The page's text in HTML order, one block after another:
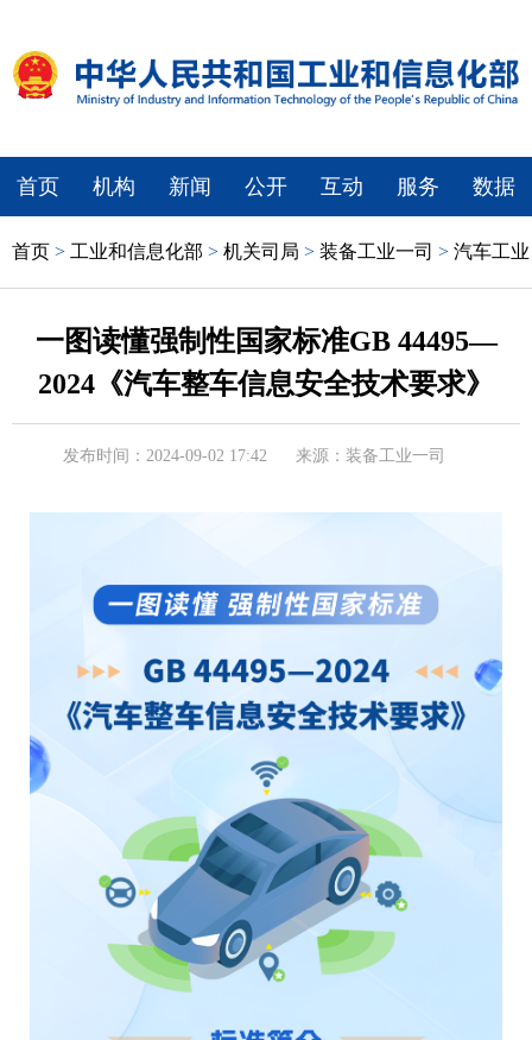
首页 机构 新闻 公开 互动 服务 数据
首页 > 工业和信息化部 > 机关司局 > 装备工业一司 > 汽车工业
一图读懂强制性国家标准GB 44495—
2024《汽车整车信息安全技术要求》
发布时间：2024-09-02 17:42 来源：装备工业一司